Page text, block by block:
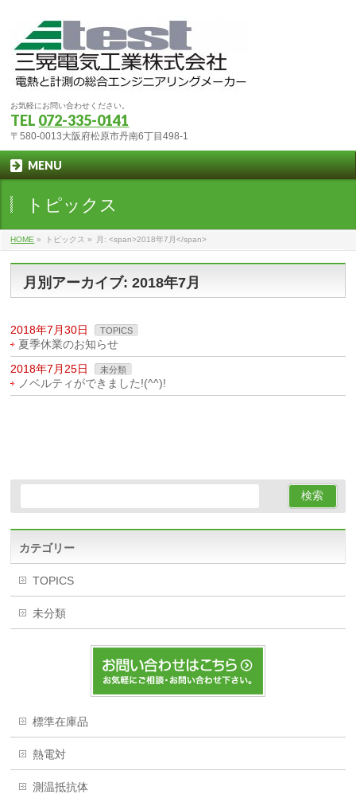
お気軽にお問い合わせください。
TEL 072-335-0141
〒580-0013大阪府松原市丹南6丁目498-1
MENU
トピックス
HOME » トピックス » 月: <span>2018年7月</span>
月別アーカイブ: 2018年7月
2018年7月30日 TOPICS
夏季休業のお知らせ
2018年7月25日
未分類
ノベルティができました!(^^)!
カテゴリー
TOPICS
未分類
標準在庫品
熱電対
測温抵抗体